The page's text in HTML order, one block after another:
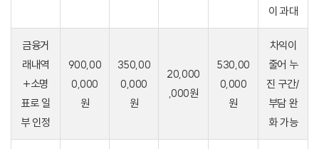
이 과대
금융거
래내역
+소명
표로 일
부 인정
900,00
0,000
원
350,00
0,000
원
20,000
,000원
530,00
0,000
원
차익이
줄어 누
진 구간/
부담 완
화 가능